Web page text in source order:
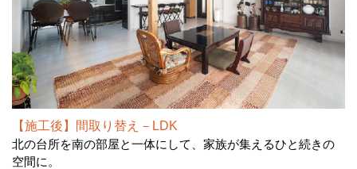
【施工後】間取り替え－LDK
北の台所を南の部屋と一体にして、家族が集えるひと続きの
空間に。